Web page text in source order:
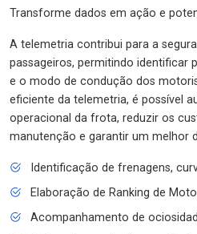
Transforme dados em ação e
A telemetria contribui para a
passageiros, permitindo identificar
e o modo de condução dos
eficiente da telemetria, é possível
operacional da frota, reduzir os
manutenção e garantir um melhor
Identificação de frenagens,
Elaboração de Ranking de
Acompanhamento de